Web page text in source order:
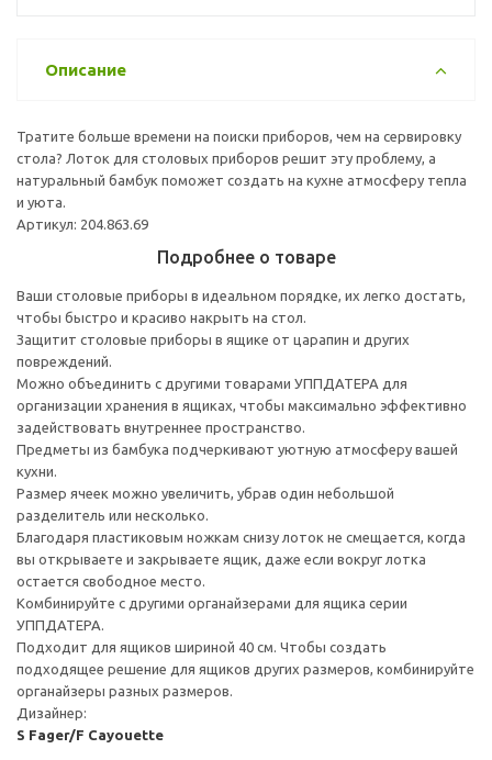
Описание
Тратите больше времени на поиски приборов, чем на сервировку
стола? Лоток для столовых приборов решит эту проблему, а
натуральный бамбук поможет создать на кухне атмосферу тепла
и уюта.
Артикул: 204.863.69
Подробнее о товаре
Ваши столовые приборы в идеальном порядке, их легко достать,
чтобы быстро и красиво накрыть на стол.
Защитит столовые приборы в ящике от царапин и других
повреждений.
Можно объединить с другими товарами УППДАТЕРА для
организации хранения в ящиках, чтобы максимально эффективно
задействовать внутреннее пространство.
Предметы из бамбука подчеркивают уютную атмосферу вашей
кухни.
Размер ячеек можно увеличить, убрав один небольшой
разделитель или несколько.
Благодаря пластиковым ножкам снизу лоток не смещается, когда
вы открываете и закрываете ящик, даже если вокруг лотка
остается свободное место.
Комбинируйте с другими органайзерами для ящика серии
УППДАТЕРА.
Подходит для ящиков шириной 40 см. Чтобы создать
подходящее решение для ящиков других размеров, комбинируйте
органайзеры разных размеров.
Дизайнер:
S Fager/F Cayouette